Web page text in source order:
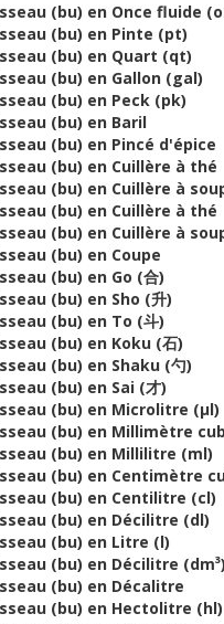
(bu) en Once fluide
(bu) en Pinte (pt)
(bu) en Quart (qt)
(bu) en Gallon (gal)
(bu) en Peck (pk)
(bu) en Baril
(bu) en Pincé d'épice
(bu) en Cuillère à thé
(bu) en Cuillère à
(bu) en Cuillère à thé
(bu) en Cuillère à
(bu) en Coupe
(bu) en Go (合)
(bu) en Sho (升)
(bu) en To (斗)
(bu) en Koku (石)
(bu) en Shaku (勺)
(bu) en Sai (才)
(bu) en Microlitre (µl)
(bu) en Millimètre
(bu) en Millilitre (ml)
(bu) en Centimètre
(bu) en Centilitre (cl)
(bu) en Décilitre (dl)
(bu) en Litre (l)
(bu) en Décilitre (dm³)
(bu) en Décalitre
(bu) en Hectolitre (hl)